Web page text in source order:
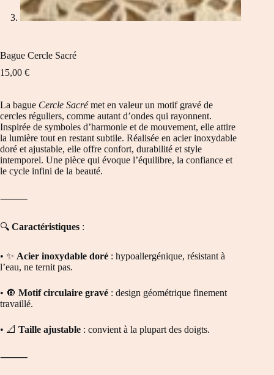
Bague Cercle Sacré
15,00 €
La bague Cercle Sacrémet en valeur un motif gravé de
cercles réguliers, comme autant d’ondes qui rayonnent.
Inspirée de symboles d’harmonie et de mouvement, elle attire
la lumière tout en restant subtile. Réalisée en acier inoxydable
doré et ajustable, elle offre confort, durabilité et style
intemporel. Une pièce qui évoque l’équilibre, la confiance et
le cycle infini de la beauté.
⸻
🔍 Caractéristiques :
• ✨ Acier inoxydable doré : hypoallergénique, résistant à
l’eau, ne ternit pas.
• 🔘 Motif circulaire gravé : design géométrique finement
travaillé.
• 📐 Taille ajustable : convient à la plupart des doigts.
⸻